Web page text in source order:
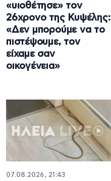
«υιοθέτησε» τον
26χρονο της Κυψέλης:
«Δεν μπορούμε να το
πιστέψουμε, τον
είχαμε σαν
οικογένεια»
07.08.2026, 21:43